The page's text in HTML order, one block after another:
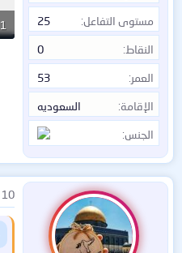
مستوى التفاعل 25
النقاط 0
العمر 53
الإقامة السعوديه
الجنس
1.JPG
10 مارس 2026